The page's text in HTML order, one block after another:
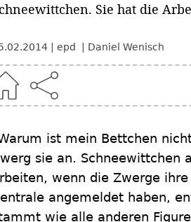
Sie hat die
epd Daniel Wenisch
ist mein Bettchen
sie an. Schneewittchen
wenn die Zwerge
angemeldet haben,
wie alle anderen